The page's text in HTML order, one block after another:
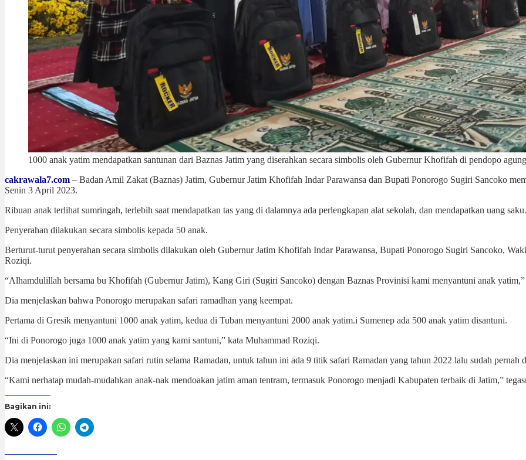
1000 anak yatim mendapatkan santunan dari Baznas Jatim yang diserahkan secara simbolis oleh Gubernur Khofifah di pendopo
cakrawala7.com – Badan Amil Zakat (Baznas) Jatim, Gubernur Jatim Khofifah Indar Parawansa dan Bupati Ponorogo Sugiri Sancoko
Senin 3 April 2023.
Ribuan anak terlihat sumringah, terlebih saat mendapatkan tas yang di dalamnya ada perlengkapan alat sekolah, dan mendapatkan uang saku.
Penyerahan dilakukan secara simbolis kepada 50 anak.
Berturut-turut penyerahan secara simbolis dilakukan oleh Gubernur Jatim Khofifah Indar Parawansa, Bupati Ponorogo Sugiri Sancoko,
Roziqi.
“Alhamdulillah bersama bu Khofifah (Gubernur Jatim), Kang Giri (Sugiri Sancoko) dengan Baznas Provinisi kami menyantuni anak
Dia menjelaskan bahwa Ponorogo merupakan safari ramadhan yang keempat.
Pertama di Gresik menyantuni 1000 anak yatim, kedua di Tuban menyantuni 2000 anak yatim.i Sumenep ada 500 anak yatim disantuni.
“Ini di Ponorogo juga 1000 anak yatim yang kami santuni,” kata Muhammad Roziqi.
Dia menjelaskan ini merupakan safari rutin selama Ramadan, untuk tahun ini ada 9 titik safari Ramadan yang tahun 2022 lalu sudah
“Kami nerhatap mudah-mudahkan anak-nak mendoakan jatim aman tentram, termasuk Ponorogo menjadi Kabupaten terbaik di Jatim,”
Bagikan ini: